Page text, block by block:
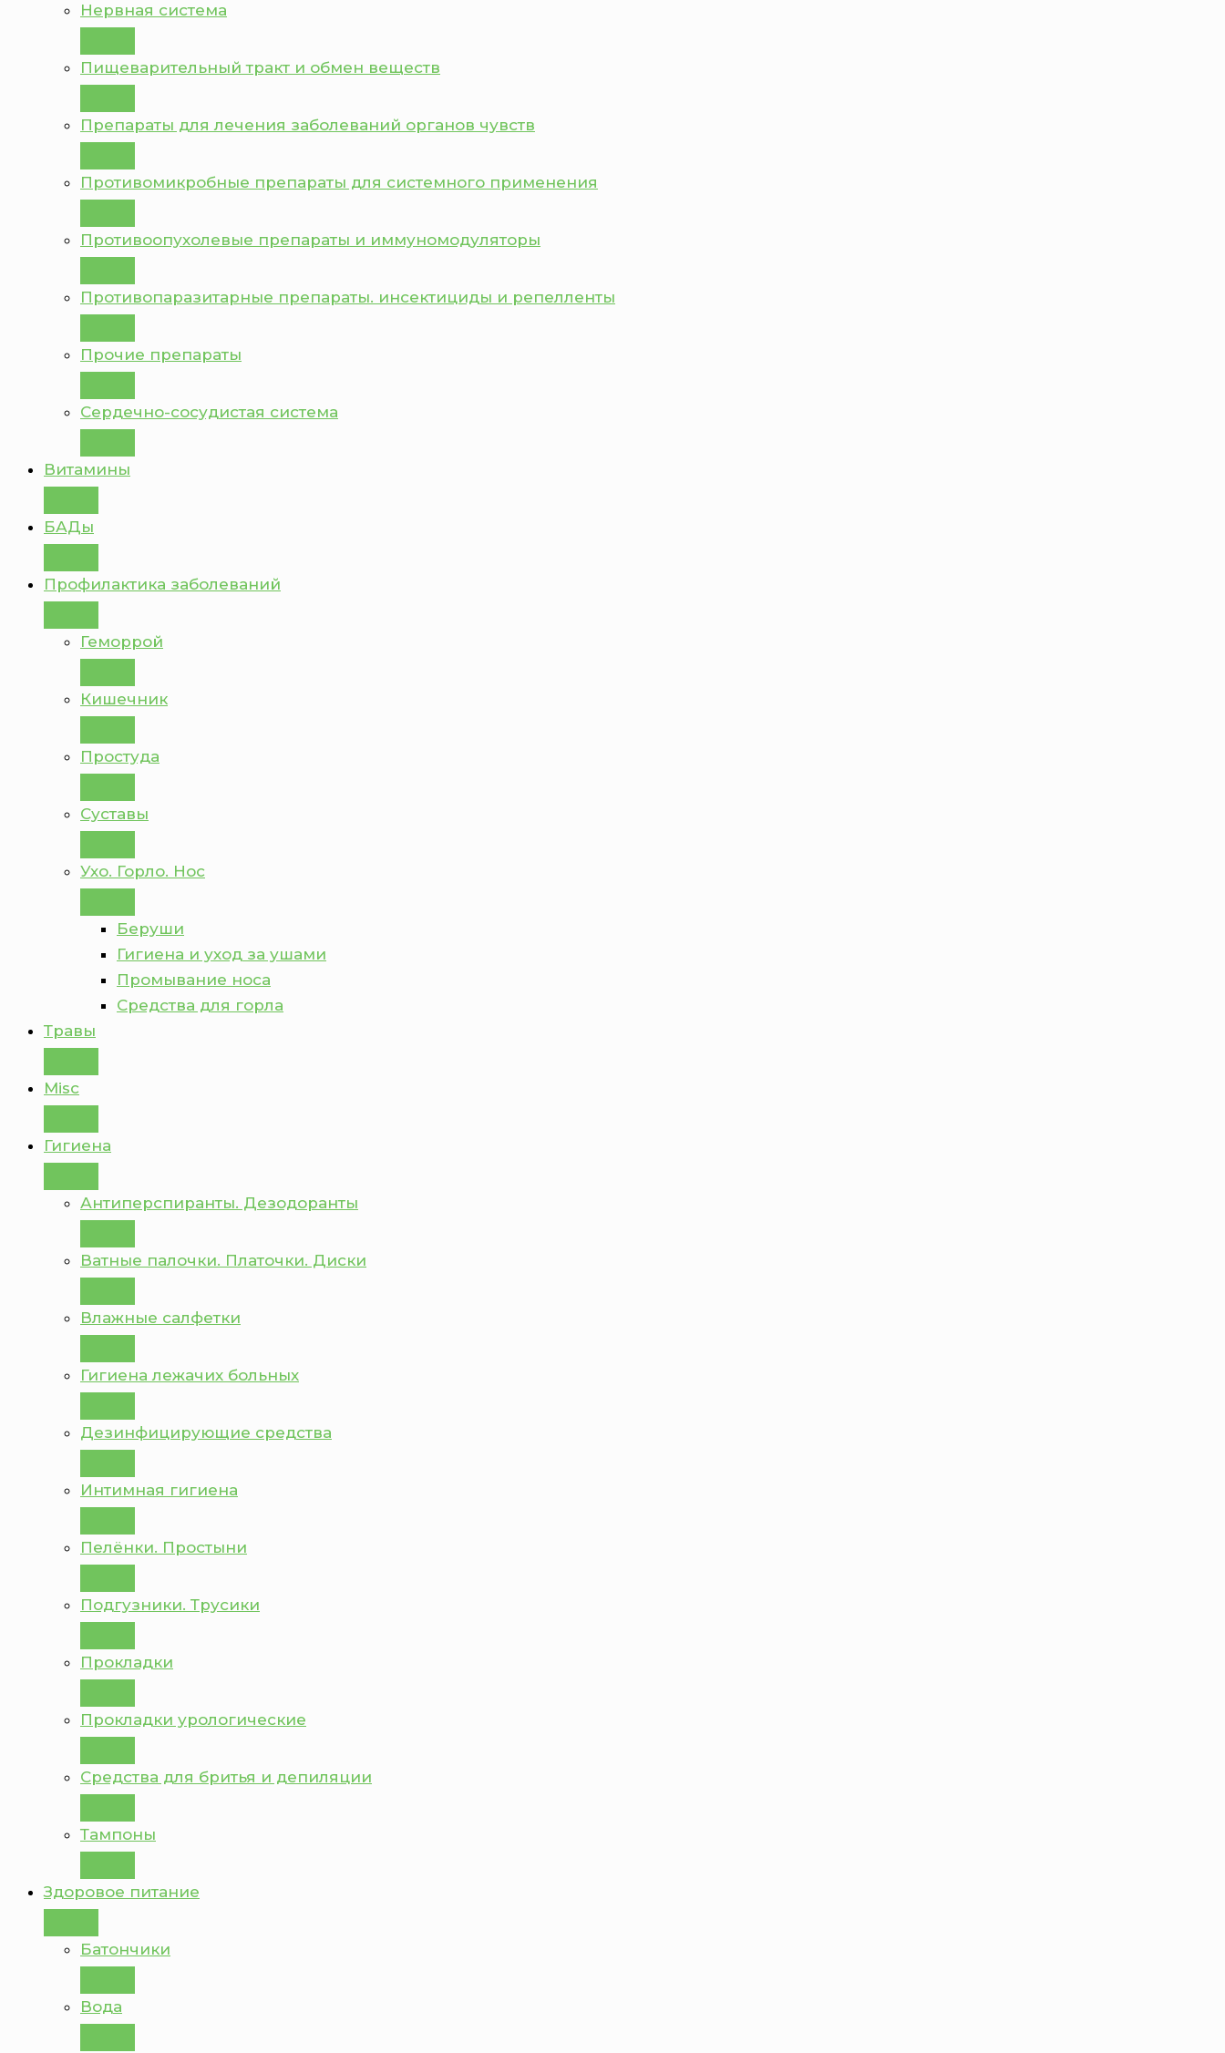
Нервная система
Пищеварительный тракт и обмен веществ
Препараты для лечения заболеваний органов чувств
Противомикробные препараты для системного применения
Противоопухолевые препараты и иммуномодуляторы
Противопаразитарные препараты. инсектициды и репелленты
Прочие препараты
Сердечно-сосудистая система
Витамины
БАДы
Профилактика заболеваний
Геморрой
Кишечник
Простуда
Суставы
Ухо. Горло. Нос
Беруши
Гигиена и уход за ушами
Промывание носа
Средства для горла
Травы
Misc
Гигиена
Антиперспиранты. Дезодоранты
Ватные палочки. Платочки. Диски
Влажные салфетки
Гигиена лежачих больных
Дезинфицирующие средства
Интимная гигиена
Пелёнки. Простыни
Подгузники. Трусики
Прокладки
Прокладки урологические
Средства для бритья и депиляции
Тампоны
Здоровое питание
Батончики
Вода